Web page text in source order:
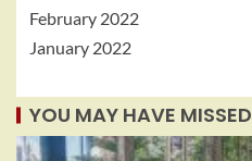
February 2022
January 2022
YOU MAY HAVE MISSED